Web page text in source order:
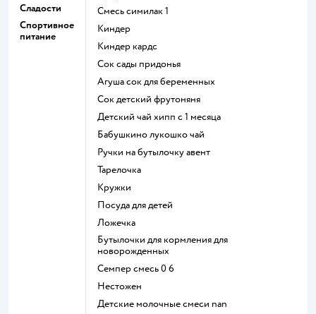
Сладости
Спортивное
питание
смесь симилак 1
киндер
киндер кардс
сок сады придонья
агуша сок для беременных
сок детский фрутоняня
детский чай хипп с 1 месяца
бабушкино лукошко чай
ручки на бутылочку авент
тарелочка
кружки
посуда для детей
ложечка
бутылочки для кормления для
новорожденных
семпер смесь 0 6
нестожен
Детские молочные смеси nan